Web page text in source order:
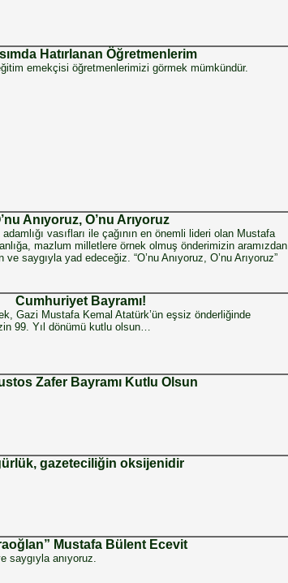
Hatırlanan Öğretmenlerim
emekçisi öğretmenlerimizi görmek mümkündür.
Anıyoruz, O’nu Arıyoruz
vasıfları ile çağının en önemli lideri olan Mustafa
mazlum milletlere örnek olmuş önderimizin aramızdan
ve saygıyla yad edeceğiz. “O’nu Anıyoruz, O’nu Arıyoruz”
Cumhuriyet Bayramı!
Gazi Mustafa Kemal Atatürk’ün eşsiz önderliğinde
99. Yıl dönümü kutlu olsun…
Zafer Bayramı Kutlu Olsun
gazeteciliğin oksijenidir
Mustafa Bülent Ecevit
saygıyla anıyoruz.